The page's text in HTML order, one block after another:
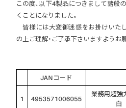
マルチバーナー
アクセサリー
この度、以下4製品につきまして諸般
くことになりました。
皆様には大変御迷惑をお掛けいた
の上ご理解・ご了承下さいますようお
JANコード
1 4953571006055
業務用超強
白